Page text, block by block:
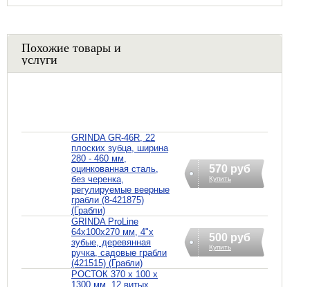
Похожие товары и
услуги
GRINDA GR-46R, 22
плоских зубца, ширина
280 - 460 мм,
оцинкованная сталь,
без черенка,
регулируемые веерные
грабли (8-421875)
(Грабли)
570 руб
Купить
GRINDA ProLine
64х100х270 мм, 4"х
зубые, деревянная
ручка, садовые грабли
(421515) (Грабли)
500 руб
Купить
РОСТОК 370 x 100 x
1300 мм, 12 витых